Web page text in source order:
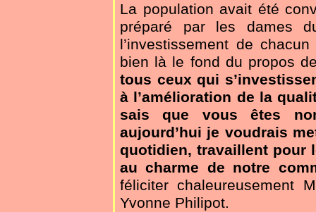
La population avait été
préparé par les dames
l’investissement de
bien là le fond du propos
tous ceux qui
à l’amélioration de la
sais que vous êtes
aujourd’hui je voudrais
quotidien, travaillent pour
au charme de notre
féliciter chaleureusement
Yvonne Philipot.